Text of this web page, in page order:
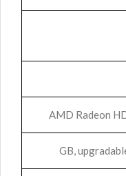
AMD Radeon